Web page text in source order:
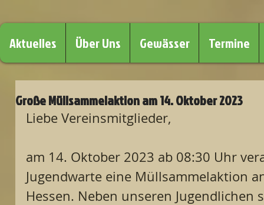
Aktuelles Über Uns Gewässer Termine
Große Müllsammelaktion am 14. Oktober 2023
Liebe Vereinsmitglieder,
am 14. Oktober 2023 ab 08:30 Uhr
Jugendwarte eine Müllsammelaktion
Hessen. Neben unseren Jugendlichen